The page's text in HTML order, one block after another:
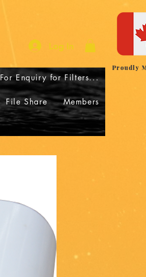
Log In
Enquiry for Filters...
File Share Members
Proudly